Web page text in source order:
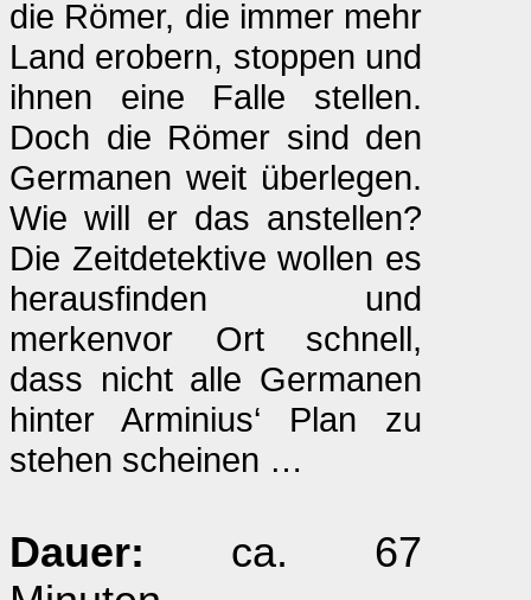
die Römer, die immer mehr
Land erobern, stoppen und
ihnen eine Falle stellen.
Doch die Römer sind den
Germanen weit überlegen.
Wie will er das anstellen?
Die Zeitdetektive wollen es
herausfinden und
merkenvor Ort schnell,
dass nicht alle Germanen
hinter Arminius‘ Plan zu
stehen scheinen …
Dauer: ca. 67